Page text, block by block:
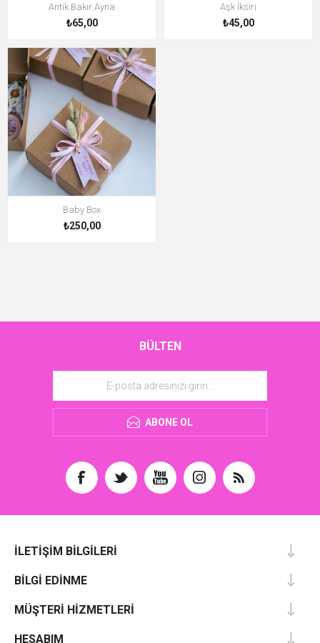
Antik Bakır Ayna
₺65,00
Aşk İksiri
₺45,00
Baby Box
₺250,00
BÜLTEN
ABONE OL
İLETIŞIM BILGILERI
BILGI EDINME
MÜŞTERI HIZMETLERI
HESABIM